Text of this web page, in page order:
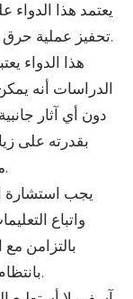
يعتمد هذا
تحفيز عملية حرق الدهون في الجسم وتثبيط الشهية.
هذا الدواء
الدراسات أنه
دون أي آثار
بقدرته على
مما يساعد في تعزيز الصحة العامة للجسم.
يجب استشارة
واتباع
بالتزامن
بانتظام يمكن أن يساعد في تحقيق أفضل النتائج.